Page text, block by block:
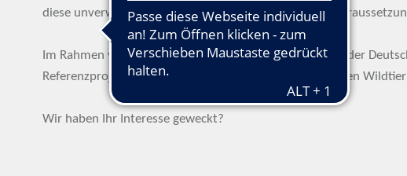
diese unverwechselbar. Die Golfanlagen bieten ideale
Im Rahmen vom Qualitätszertifikat „GOLF&NATUR“ hat der
Referenzprojekt zum Wildbienenschutz mit der Deutschen
Wir haben Ihr Interesse geweckt?